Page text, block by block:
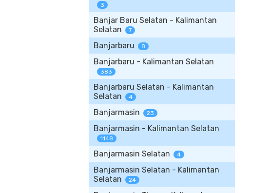
3
Banjar Baru Selatan - Kalimantan
Selatan
7
Banjarbaru 8
Banjarbaru - Kalimantan Selatan
383
Banjarbaru Selatan - Kalimantan
Selatan
4
Banjarmasin 23
Banjarmasin - Kalimantan Selatan
1148
Banjarmasin Selatan 4
Banjarmasin Selatan - Kalimantan
Selatan
24